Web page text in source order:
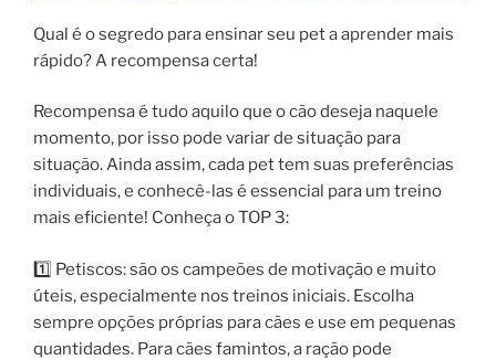
Qual é o segredo para ensinar seu pet a aprender mais
rápido? A recompensa certa!
Recompensa é tudo aquilo que o cão deseja naquele
momento, por isso pode variar de situação para
situação. Ainda assim, cada pet tem suas preferências
individuais, e conhecê-las é essencial para um treino
mais eficiente! Conheça o TOP 3:
1️⃣ Petiscos: são os campeões de motivação e muito
úteis, especialmente nos treinos iniciais. Escolha
sempre opções próprias para cães e use em pequenas
quantidades. Para cães famintos, a ração pode